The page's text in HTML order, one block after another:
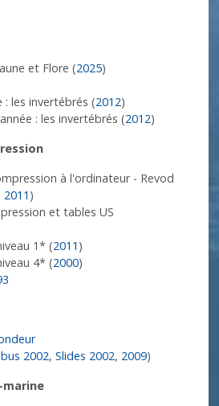
et Flore (2025)
: les invertébrés (2012)
: les invertébrés (2012)
à l'ordinateur - Revod
2011 )
et tables US
1* (2011 )
4* (2000)
2002,Slides 2002, 2009)